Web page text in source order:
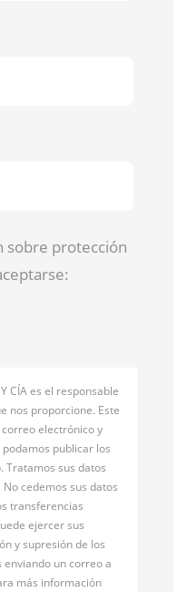
sobre protección
CÍA es el responsable
nos proporcione. Este
electrónico y
publicar los
Tratamos sus datos
cedemos sus datos
transferencias
ejercer sus
y supresión de los
un correo a
más información